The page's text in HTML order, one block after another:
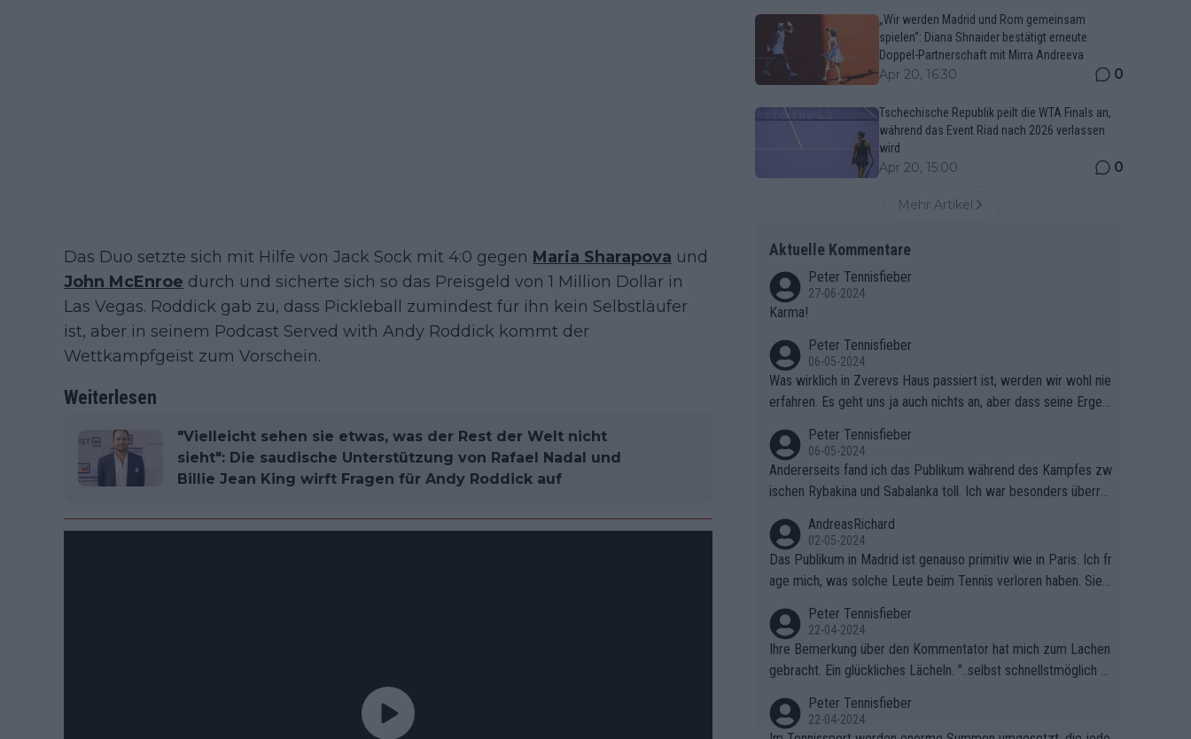
Das Duo setzte sich mit Hilfe von Jack Sock mit 4:0 gegen Maria Sharapova und
John McEnroe durch und sicherte sich so das Preisgeld von 1 Million Dollar in
Las Vegas. Roddick gab zu, dass Pickleball zumindest für ihn kein Selbstläufer
ist, aber in seinem Podcast Served with Andy Roddick kommt der
Wettkampfgeist zum Vorschein.
Weiterlesen
"Vielleicht sehen sie etwas, was der Rest der Welt nicht
sieht": Die saudische Unterstützung von Rafael Nadal und
Billie Jean King wirft Fragen für Andy Roddick auf
„Wir werden Madrid und Rom gemeinsam
spielen“: Diana Shnaider bestätigt erneute
Doppel-Partnerschaft mit Mirra Andreeva
Apr 20, 16:30 0
Tschechische Republik peilt die WTA Finals an,
während das Event Riad nach 2026 verlassen
wird
Apr 20, 15:00 0
Mehr Artikel
Aktuelle Kommentare
Peter Tennisfieber
27-06-2024
Karma!
Peter Tennisfieber
06-05-2024
Was wirklich in Zverevs Haus passiert ist, werden wir wohl nie
erfahren. Es geht uns ja auch nichts an, aber dass seine Ergeb
Peter Tennisfieber
06-05-2024
Andererseits fand ich das Publikum während des Kampfes zw
ischen Rybakina und Sabalanka toll. Ich war besonders überras
AndreasRichard
02-05-2024
Das Publikum in Madrid ist genauso primitiv wie in Paris. Ich fr
age mich, was solche Leute beim Tennis verloren haben. Sie s
ben.
Peter Tennisfieber
22-04-2024
Ihre Bemerkung über den Kommentator hat mich zum Lachen
gebracht. Ein glückliches Lächeln. "..selbst schnellstmöglich na
Peter Tennisfieber
22-04-2024